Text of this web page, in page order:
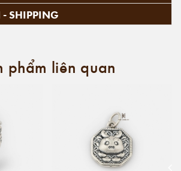
SHIPPING
phẩm liên quan